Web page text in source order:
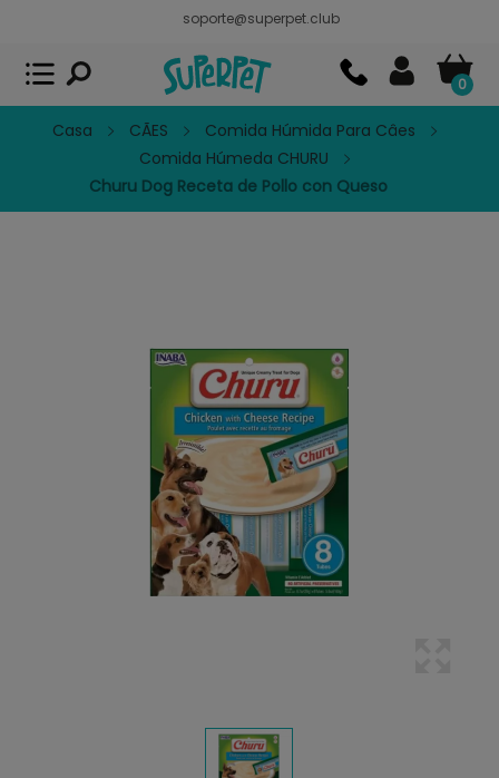
soporte@superpet.club
0
Casa CÃES
Comida Húmida Para Câes
Comida Húmeda CHURU
Churu Dog Receta de Pollo con Queso
Superpet, comida para mascotas
APP GRATIS - En Google Play